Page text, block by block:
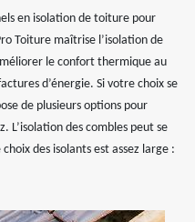
en isolation de toiture pour
Toiture maîtrise l’isolation de
le confort thermique au
d’énergie. Si votre choix se
de plusieurs options pour
L’isolation des combles peut se
des isolants est assez large :